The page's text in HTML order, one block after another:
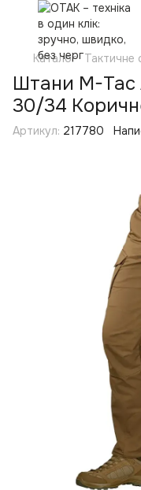
Каталог Тактичне
Штани M-Tac
30/34
Артикул: 217780